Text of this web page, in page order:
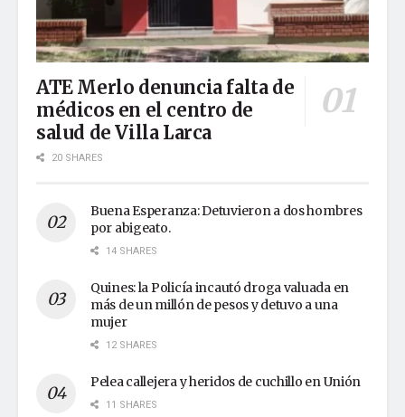
ATE Merlo denuncia falta de
médicos en el centro de
salud de Villa Larca
20 SHARES
Buena Esperanza: Detuvieron a dos hombres
por abigeato.
14 SHARES
Quines: la Policía incautó droga valuada en
más de un millón de pesos y detuvo a una
mujer
12 SHARES
Pelea callejera y heridos de cuchillo en Unión
11 SHARES